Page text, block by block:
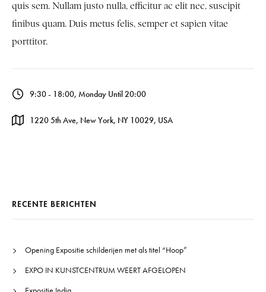
quis sem. Nullam justo nulla, efficitur ac elit nec, suscipit
finibus quam. Duis metus felis, semper et sapien vitae
porttitor.
9:30 - 18:00, Monday Until 20:00
1220 5th Ave, New York, NY 10029, USA
RECENTE BERICHTEN
Opening Expositie schilderijen met als titel “Hoop”
EXPO IN KUNSTCENTRUM WEERT AFGELOPEN